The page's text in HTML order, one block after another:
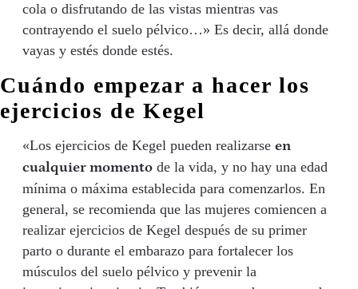
cola o disfrutando de las vistas mientras vas
contrayendo el suelo pélvico…» Es decir, allá donde
vayas y estés donde estés.
Cuándo empezar a hacer los
ejercicios de Kegel
«Los ejercicios de Kegel pueden realizarse en
cualquier momento de la vida, y no hay una edad
mínima o máxima establecida para comenzarlos. En
general, se recomienda que las mujeres comiencen a
realizar ejercicios de Kegel después de su primer
parto o durante el embarazo para fortalecer los
músculos del suelo pélvico y prevenir la